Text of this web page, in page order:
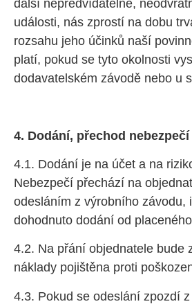
další nepředvídatelné,
události, nás zprostí na dobu
rozsahu jeho účinků naší
platí, pokud se tyto okolnosti
dodavatelském závodě nebo u
4. Dodání, přechod nebezpečí
4.1. Dodání je na účet a na
Nebezpečí přechází na
odesláním z výrobního závodu,
dohodnuto dodání od
4.2. Na přání objednatele bude
náklady pojištěna proti
4.3. Pokud se odeslání zpozdí